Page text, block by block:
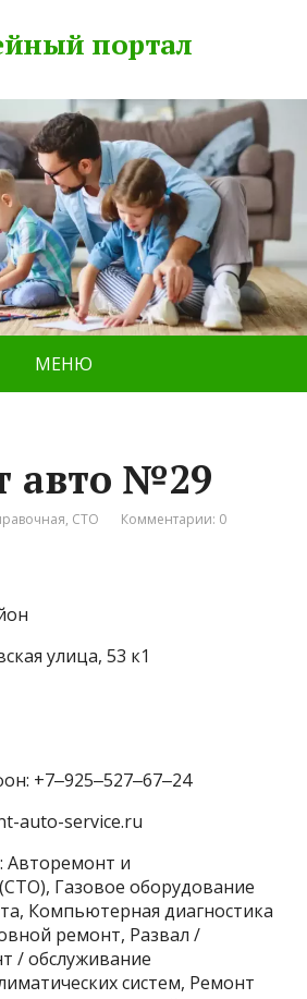
портал
МЕНЮ
авто №29
, СТО Комментарии: 0
улица, 53 к1
+7‒925‒527‒67‒24
auto-service.ru
Авторемонт и
Газовое оборудование
Компьютерная диагностика
ремонт, Развал /
/ обслуживание
систем, Ремонт